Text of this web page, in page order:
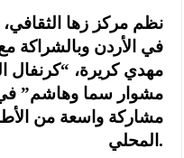
نظم مركز زها
في الأردن وبالشراكة
مهدي كريرة، “كرنفال
مشوار سما وهاشم”
مشاركة واسعة من
المحلي.